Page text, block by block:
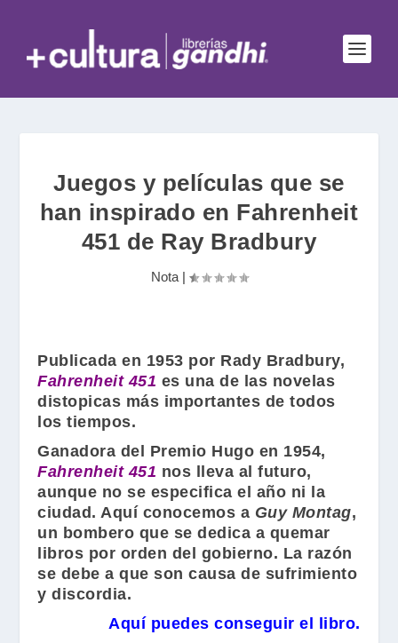
Juegos y películas que se
han inspirado en Fahrenheit
451 de Ray Bradbury
Nota|
Publicada en 1953 por Rady Bradbury,
Fahrenheit 451 es una de las novelas
distopicas más importantes de todos
los tiempos.
Ganadora del Premio Hugo en 1954,
Fahrenheit 451 nos lleva al futuro,
aunque no se especifica el año ni la
ciudad. Aquí conocemos a Guy Montag,
un bombero que se dedica a quemar
libros por orden del gobierno. La razón
se debe a que son causa de sufrimiento
y discordia.
Aquí puedes conseguir el libro.